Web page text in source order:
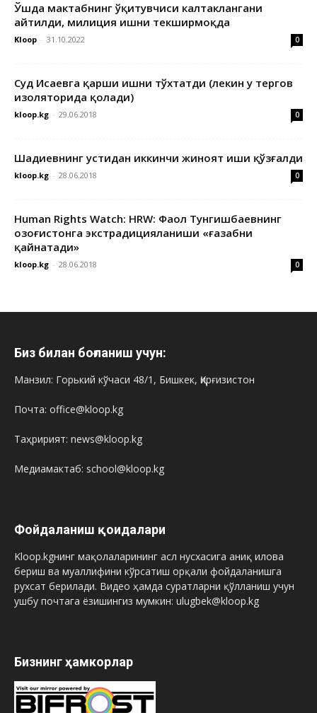
Ўшда мактабнинг ўқитувчиси калтаклангани
айтилди, милиция ишни текширмоқда
Kloop - 31.10.2022 0
Суд Исаевга қарши ишни тўхтатди (лекин у тергов
изоляторида қолади)
kloop.kg - 29.06.2018 0
Шадиевнинг устидан иккинчи жиноят иши қўзғалди
kloop.kg - 28.06.2018 0
Human Rights Watch: HRW: Фаол Тунгишбаевнинг
Қозоғистонга экстрадицияланиши «ғазабни
қайнатади»
kloop.kg - 28.06.2018 0
Биз билан боғланиш учун:
Манзил: Горький кўчаси 48/1, Бишкек, Қирғизистон
Почта: office@kloop.kg
Таҳририят: news@kloop.kg
Медиамактаб: school@kloop.kg
Фойдаланиш қоидалари
Kloop.kgнинг мақолаларининг асл нусхасига аниқ илова
бериш ва муаллифини кўрсатиш орқали фойдаланишга
рухсат берилади. Видео ҳамда суратларни қўлланиш учун
ушбу почтага ёзишингиз мумкин: ulugbek@kloop.kg
Бизнинг ҳамкорлар